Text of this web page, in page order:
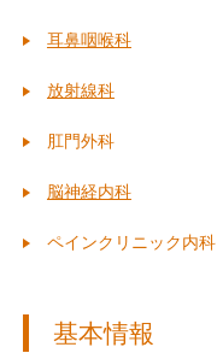
耳鼻咽喉科
放射線科
肛門外科
脳神経内科
ペインクリニック内科
基本情報